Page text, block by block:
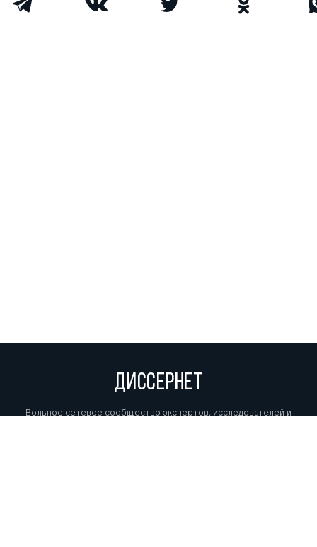
ДИССЕРНЕТ
Вольное сетевое сообщество экспертов, исследователей и